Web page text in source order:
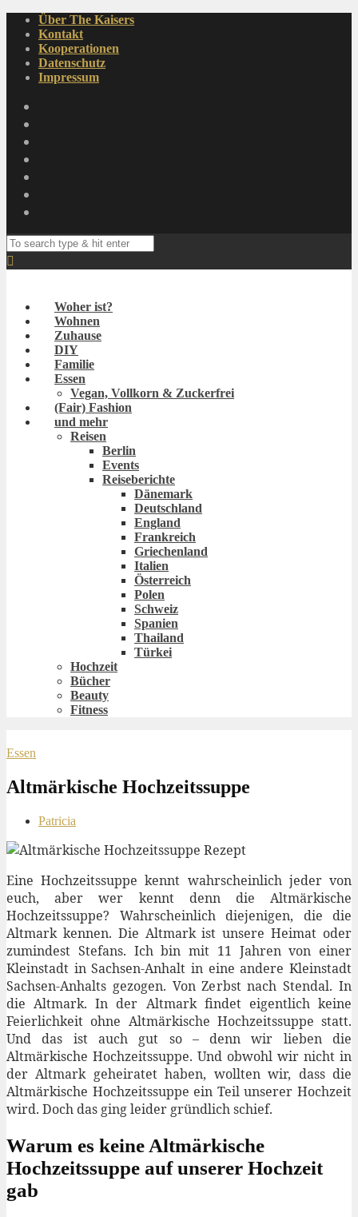
Über The Kaisers
Kontakt
Kooperationen
Datenschutz
Impressum
Woher ist?
Wohnen
Zuhause
DIY
Familie
Essen
Vegan, Vollkorn & Zuckerfrei
(Fair) Fashion
und mehr
Reisen
Berlin
Events
Reiseberichte
Dänemark
Deutschland
England
Frankreich
Griechenland
Italien
Österreich
Polen
Schweiz
Spanien
Thailand
Türkei
Hochzeit
Bücher
Beauty
Fitness
Essen
Altmärkische Hochzeitssuppe
Patricia
Eine Hochzeitssuppe kennt wahrscheinlich jeder von
euch, aber wer kennt denn die Altmärkische
Hochzeitssuppe? Wahrscheinlich diejenigen, die die
Altmark kennen. Die Altmark ist unsere Heimat oder
zumindest Stefans. Ich bin mit 11 Jahren von einer
Kleinstadt in Sachsen-Anhalt in eine andere Kleinstadt
Sachsen-Anhalts gezogen. Von Zerbst nach Stendal. In
die Altmark. In der Altmark findet eigentlich keine
Feierlichkeit ohne Altmärkische Hochzeitssuppe statt.
Und das ist auch gut so – denn wir lieben die
Altmärkische Hochzeitssuppe. Und obwohl wir nicht in
der Altmark geheiratet haben, wollten wir, dass die
Altmärkische Hochzeitssuppe ein Teil unserer Hochzeit
wird. Doch das ging leider gründlich schief.
Warum es keine Altmärkische
Hochzeitssuppe auf unserer Hochzeit
gab